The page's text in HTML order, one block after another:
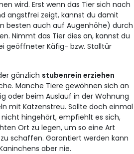
wird. Erst wenn das Tier sich nach
angstfrei zeigt, kannst du damit
besten auch auf Augenhöhe) durch
Nimmt das Tier dies an, kannst du
geöffneter Käfig- bzw. Stalltür
gänzlich stubenrein erziehen
Manche Tiere gewöhnen sich an
oder beim Auslauf in der Wohnung
mit Katzenstreu. Sollte doch einmal
hingehört, empfiehlt es sich,
Ort zu legen, um so eine Art
schaffen. Garantiert werden kann
aber nie.